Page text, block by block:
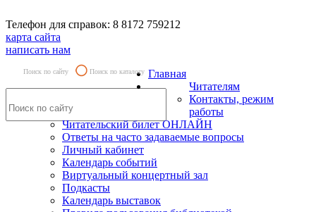
Телефон для справок: 8 8172 759212
карта сайта
написать нам
Поиск по сайту Поиск по каталогу Главная
Читателям
Контакты, режим
работы
Читательский билет ОНЛАЙН
Ответы на часто задаваемые вопросы
Личный кабинет
Календарь событий
Виртуальный концертный зал
Подкасты
Календарь выставок